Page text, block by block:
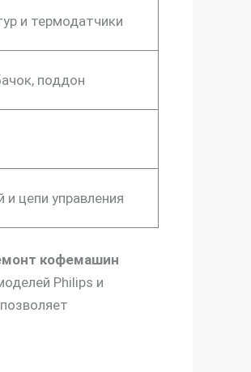
и термодатчики
поддон
цепи управления
кофемашин
Philips и